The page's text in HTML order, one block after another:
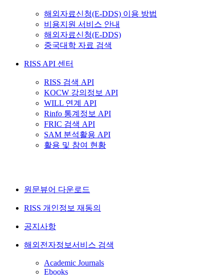
해외자료신청(E-DDS) 이용 방법
비용지원 서비스 안내
해외자료신청(E-DDS)
중국대학 자료 검색
RISS API 센터
RISS 검색 API
KOCW 강의정보 API
WILL 연계 API
Rinfo 통계정보 API
FRIC 검색 API
SAM 분석활용 API
활용 및 참여 현황
원문뷰어 다운로드
RISS 개인정보 재동의
공지사항
해외전자정보서비스 검색
Academic Journals
Ebooks